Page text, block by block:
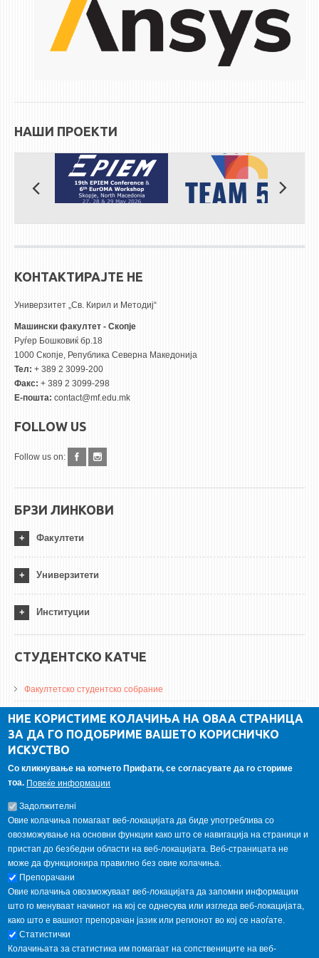
ЕКВИВАЛЕНЦИИ ОД СТАРИ СТУДИСКИ ПРОГРАМИ
ОГЛАСНА ТАБЛА
БИБЛИОТЕКА
ДА ВИНЧИ МАГАЗИН
СТИПЕНДИИ/ПРАКСИ
КОНТАКТ
НАШИ ПРОЕКТИ
КОНТАКТИРАЈТЕ НЕ
Универзитет „Св. Кирил и Методиј“
Машински факултет - Скопје
Руѓер Бошковиќ бр.18
1000 Скопје, Република Северна Македонија
Тел: + 389 2 3099-200
Факс: + 389 2 3099-298
Е-пошта: contact@mf.edu.mk
FOLLOW US
Follow us on:
БРЗИ ЛИНКОВИ
Факултети
Универзитети
Институции
СТУДЕНТСКО КАТЧЕ
Факултетско студентско собрание
ДА Винчи магазин
Алумни асоцијација
ГАЛЕРИЈА
НИЕ КОРИСТИМЕ КОЛАЧИЊА НА ОВАА СТРАНИЦА
ЗА ДА ГО ПОДОБРИМЕ ВАШЕТО КОРИСНИЧКО
ИСКУСТВО
Со кликнување на копчето Прифати, се согласувате да го сториме
тоа. Повеќе информации
Задолжителнi
Овие колачиња помагаат веб-локацијата да биде употреблива со
овозможување на основни функции како што се навигација на страници и
пристап до безбедни области на веб-локацијата. Веб-страницата не
може да функционира правилно без овие колачиња.
Препорачани
Овие колачиња овозможуваат веб-локацијата да запомни информации
што го менуваат начинот на кој се однесува или изгледа веб-локацијата,
како што е вашиот препорачан јазик или регионот во кој се наоѓате.
Статистички
Колачињата за статистика им помагаат на сопствениците на веб-